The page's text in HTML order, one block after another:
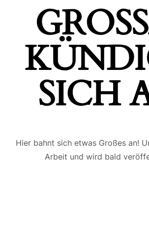
ICH
Hier bahnt sich etwas Großes an!
Arbeit und wird bald